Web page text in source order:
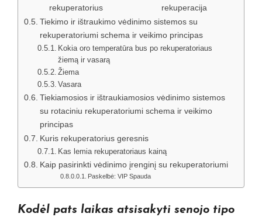
rekuperatorius
rekuperacija
Tiekimo ir ištraukimo vėdinimo sistemos su
rekuperatoriumi schema ir veikimo principas
Kokia oro temperatūra bus po rekuperatoriaus
žiemą ir vasarą
Žiema
Vasara
Tiekiamosios ir ištraukiamosios vėdinimo sistemos
su rotaciniu rekuperatoriumi schema ir veikimo
principas
Kuris rekuperatorius geresnis
Kas lemia rekuperatoriaus kainą
Kaip pasirinkti vėdinimo įrenginį su rekuperatoriumi
Paskelbė: VIP Spauda
Kodėl pats laikas atsisakyti senojo tipo